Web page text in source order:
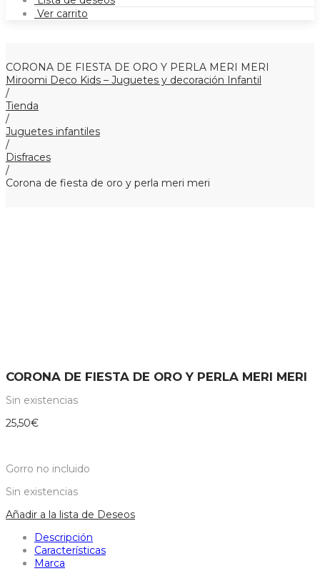
Ver carrito
CORONA DE FIESTA DE ORO Y PERLA MERI MERI
Miroomi Deco Kids – Juguetes y decoración Infantil
/
Tienda
/
Juguetes infantiles
/
Disfraces
/
Corona de fiesta de oro y perla meri meri
CORONA DE FIESTA DE ORO Y PERLA MERI MERI
Sin existencias
25,50€
Gorro no incluido
Sin existencias
Añadir a la lista de Deseos
Descripción
Características
Marca